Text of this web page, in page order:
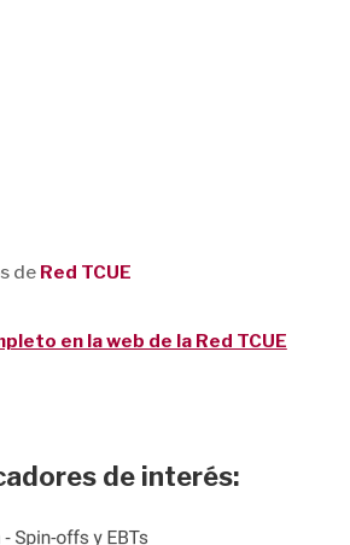
de Red TCUE
de interés: